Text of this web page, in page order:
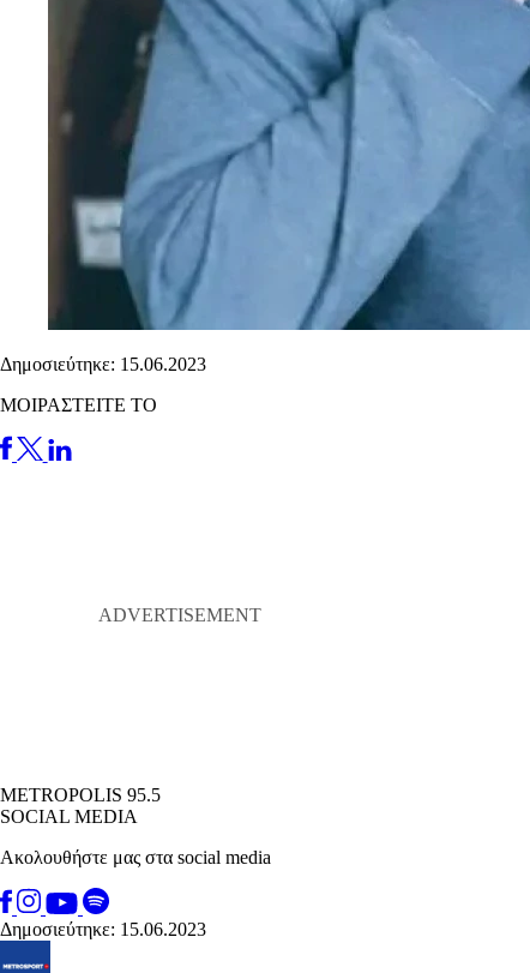
Δημοσιεύτηκε: 15.06.2023
ΜΟΙΡΑΣΤΕΙΤΕ ΤΟ
METROPOLIS 95.5
SOCIAL MEDIA
Ακολουθήστε μας στα social media
Δημοσιεύτηκε: 15.06.2023